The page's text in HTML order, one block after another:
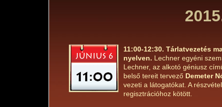
11:00-12:30. Tárlatvezetés
nyelven. Lechner egyéni
Lechner, az alkotó géniusz
belső tereit tervező Demeter
vezeti a látogatókat. A
regisztrációhoz kötött.